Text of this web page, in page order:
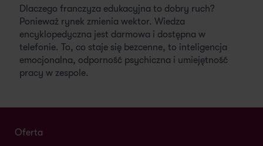
Dlaczego franczyza edukacyjna to dobry ruch?
Ponieważ rynek zmienia wektor. Wiedza
encyklopedyczna jest darmowa i dostępna w
telefonie. To, co staje się bezcenne, to inteligencja
emocjonalna, odporność psychiczna i umiejętność
pracy w zespole.
Oferta